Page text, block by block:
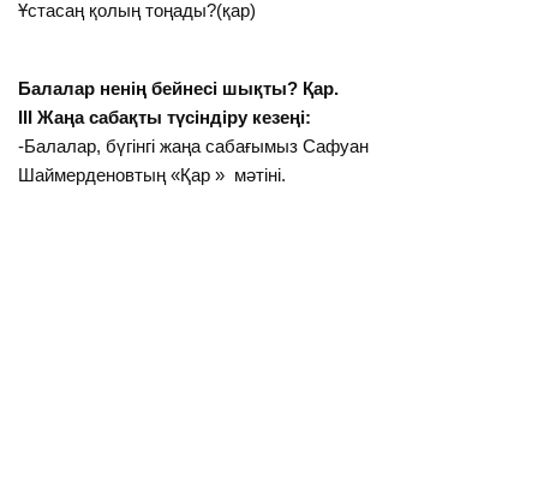
Ұстасаң қолың тоңады?(қар)
Балалар ненің бейнесі шықты? Қар.
ІІІ Жаңа сабақты түсіндіру кезеңі:
-Балалар, бүгінгі жаңа сабағымыз Сафуан
Шаймерденовтың «Қар » мәтіні.